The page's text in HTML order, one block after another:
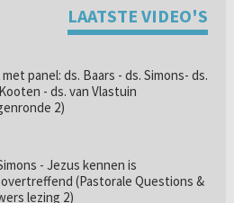
LAATSTE VIDEO'S
met panel: ds. Baars - ds. Simons- ds.
- ds. van Vlastuin
2)
- Jezus kennen is
(Pastorale Questions &
lezing 2)